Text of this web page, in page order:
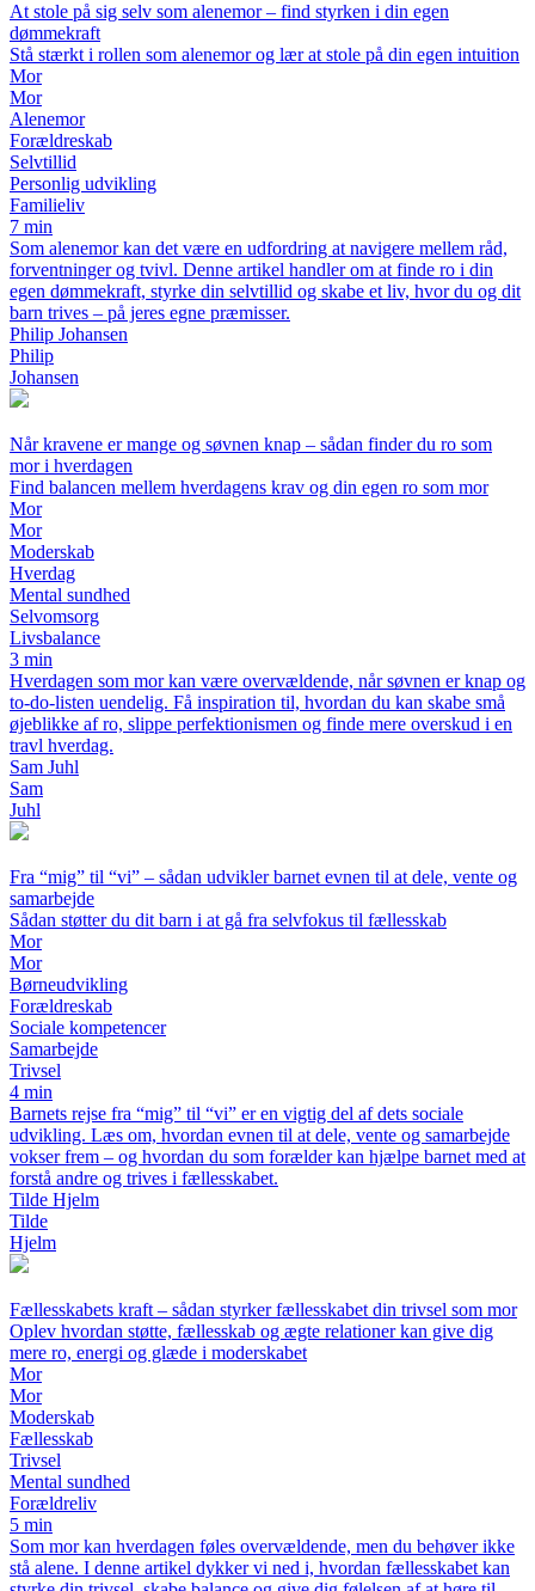
At stole på sig selv som alenemor – find styrken i din egen
dømmekraft
Stå stærkt i rollen som alenemor og lær at stole på din egen intuition
Mor
Mor
Alenemor
Forældreskab
Selvtillid
Personlig udvikling
Familieliv
7 min
Som alenemor kan det være en udfordring at navigere mellem råd,
forventninger og tvivl. Denne artikel handler om at finde ro i din
egen dømmekraft, styrke din selvtillid og skabe et liv, hvor du og dit
barn trives – på jeres egne præmisser.
Philip Johansen
Philip
Johansen
Når kravene er mange og søvnen knap – sådan finder du ro som
mor i hverdagen
Find balancen mellem hverdagens krav og din egen ro som mor
Mor
Mor
Moderskab
Hverdag
Mental sundhed
Selvomsorg
Livsbalance
3 min
Hverdagen som mor kan være overvældende, når søvnen er knap og
to-do-listen uendelig. Få inspiration til, hvordan du kan skabe små
øjeblikke af ro, slippe perfektionismen og finde mere overskud i en
travl hverdag.
Sam Juhl
Sam
Juhl
Fra “mig” til “vi” – sådan udvikler barnet evnen til at dele, vente og
samarbejde
Sådan støtter du dit barn i at gå fra selvfokus til fællesskab
Mor
Mor
Børneudvikling
Forældreskab
Sociale kompetencer
Samarbejde
Trivsel
4 min
Barnets rejse fra “mig” til “vi” er en vigtig del af dets sociale
udvikling. Læs om, hvordan evnen til at dele, vente og samarbejde
vokser frem – og hvordan du som forælder kan hjælpe barnet med at
forstå andre og trives i fællesskabet.
Tilde Hjelm
Tilde
Hjelm
Fællesskabets kraft – sådan styrker fællesskabet din trivsel som mor
Oplev hvordan støtte, fællesskab og ægte relationer kan give dig
mere ro, energi og glæde i moderskabet
Mor
Mor
Moderskab
Fællesskab
Trivsel
Mental sundhed
Forældreliv
5 min
Som mor kan hverdagen føles overvældende, men du behøver ikke
stå alene. I denne artikel dykker vi ned i, hvordan fællesskabet kan